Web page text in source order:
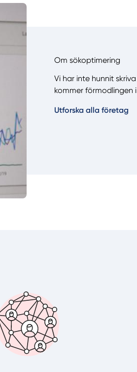
Om sökoptimering
Vi har inte hunnit
kommer förmodlingen
Utforska alla företag